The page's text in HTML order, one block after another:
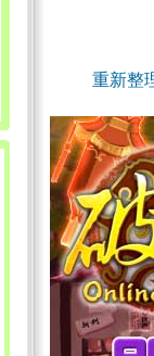
重新整